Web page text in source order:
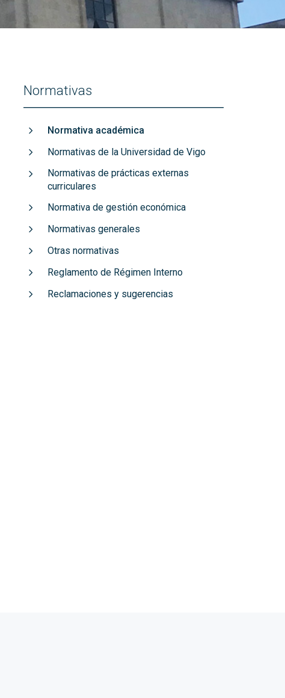
Reconocimientos de calidad
Normativas
Normativa académica
Normativas de la Universidad de Vigo
Normativas de prácticas externas
curriculares
Normativa de gestión económica
Normativas generales
Otras normativas
Reglamento de Régimen Interno
Reclamaciones y sugerencias